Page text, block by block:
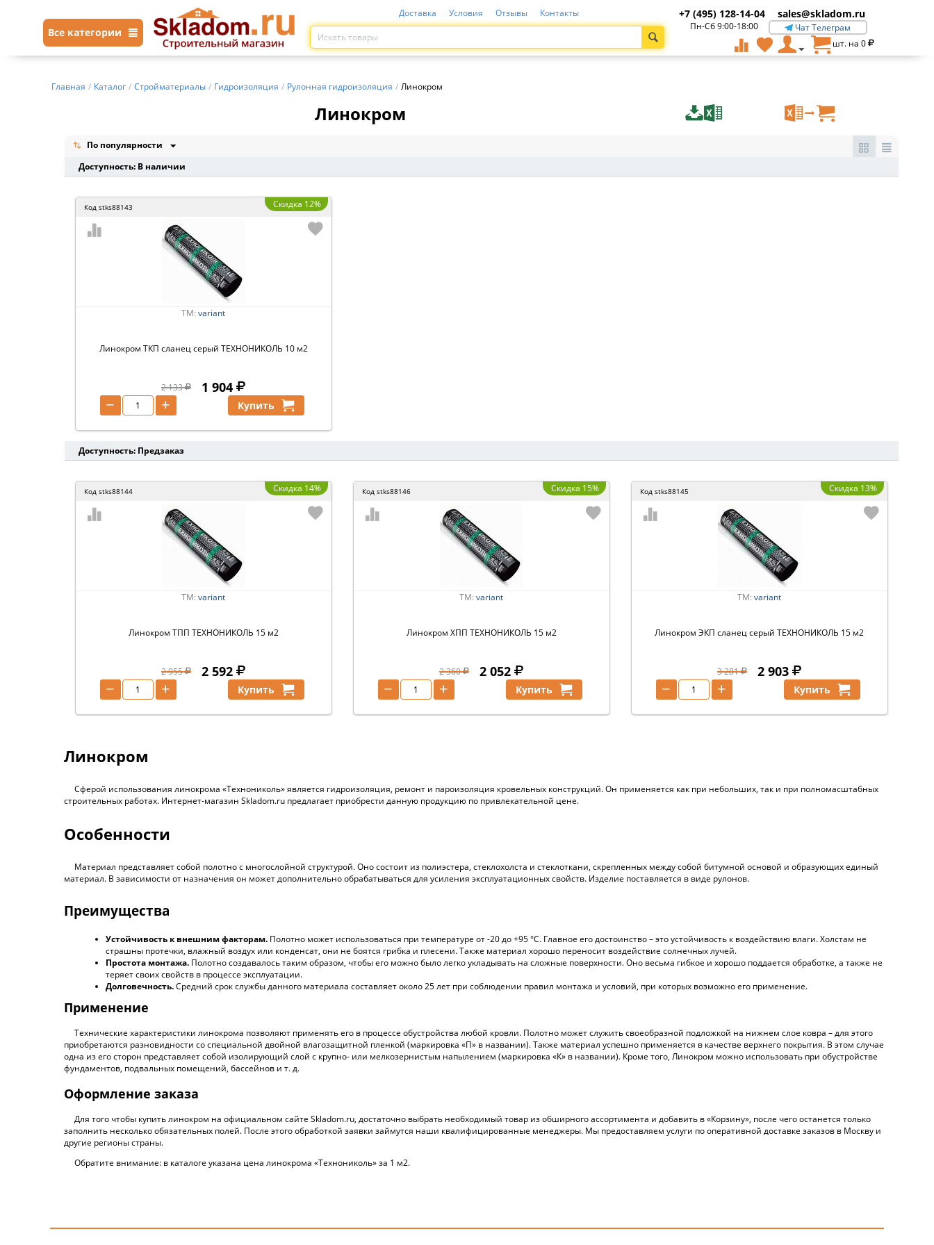
Все категории
Доставка Условия Отзывы Контакты +7 (495) 128-14-04 sales@skladom.ru
Пн-Сб 9:00-18:00
Чат Телеграм
шт. на 0
Главная / Каталог / Стройматериалы / Гидроизоляция / Рулонная гидроизоляция / Линокром
Линокром
По популярности
Доступность: В наличии
Код stks88143 Скидка 12%
ТМ:variant
Линокром ТКП сланец серый ТЕХНОНИКОЛЬ 10 м2
2 133 1 904
+
− Купить
Доступность: Предзаказ
Код stks88144 Скидка 14%
ТМ:variant
Линокром ТПП ТЕХНОНИКОЛЬ 15 м2
2 955 2 592
+
− Купить
Код stks88146 Скидка 15%
ТМ:variant
Линокром ХПП ТЕХНОНИКОЛЬ 15 м2
2 360 2 052
+
− Купить
Код stks88145 Скидка 13%
ТМ:variant
Линокром ЭКП сланец серый ТЕХНОНИКОЛЬ 15 м2
3 281 2 903
+
− Купить
Линокром
Сферой использования линокрома «Технониколь» является гидроизоляция, ремонт и пароизоляция кровельных конструкций. Он применяется как при небольших, так и при полномасштабных
строительных работах. Интернет-магазин Skladom.ru предлагает приобрести данную продукцию по привлекательной цене.
Особенности
Материал представляет собой полотно с многослойной структурой. Оно состоит из полиэстера, стеклохолста и стеклоткани, скрепленных между собой битумной основой и образующих единый
материал. В зависимости от назначения он может дополнительно обрабатываться для усиления эксплуатационных свойств. Изделие поставляется в виде рулонов.
Преимущества
Устойчивость к внешним факторам. Полотно может использоваться при температуре от -20 до +95 °С. Главное его достоинство – это устойчивость к воздействию влаги. Холстам не
страшны протечки, влажный воздух или конденсат, они не боятся грибка и плесени. Также материал хорошо переносит воздействие солнечных лучей.
Простота монтажа. Полотно создавалось таким образом, чтобы его можно было легко укладывать на сложные поверхности. Оно весьма гибкое и хорошо поддается обработке, а также не
теряет своих свойств в процессе эксплуатации.
Долговечность.Средний срок службы данного материала составляет около 25 лет при соблюдении правил монтажа и условий, при которых возможно его применение.
Применение
Технические характеристики линокрома позволяют применять его в процессе обустройства любой кровли. Полотно может служить своеобразной подложкой на нижнем слое ковра – для этого
приобретаются разновидности со специальной двойной влагозащитной пленкой (маркировка «П» в названии). Также материал успешно применяется в качестве верхнего покрытия. В этом случае
одна из его сторон представляет собой изолирующий слой с крупно- или мелкозернистым напылением (маркировка «К» в названии). Кроме того, Линокром можно использовать при обустройстве
фундаментов, подвальных помещений, бассейнов и т. д.
Оформление заказа
Для того чтобы купить линокром на официальном сайте Skladom.ru, достаточно выбрать необходимый товар из обширного ассортимента и добавить в «Корзину», после чего останется только
заполнить несколько обязательных полей. После этого обработкой заявки займутся наши квалифицированные менеджеры. Мы предоставляем услуги по оперативной доставке заказов в Москву и
другие регионы страны.
Обратите внимание: в каталоге указана цена линокрома «Технониколь» за 1 м2.